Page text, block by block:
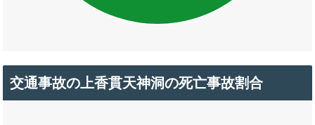
交通事故の上香貫天神洞の死亡事故割合